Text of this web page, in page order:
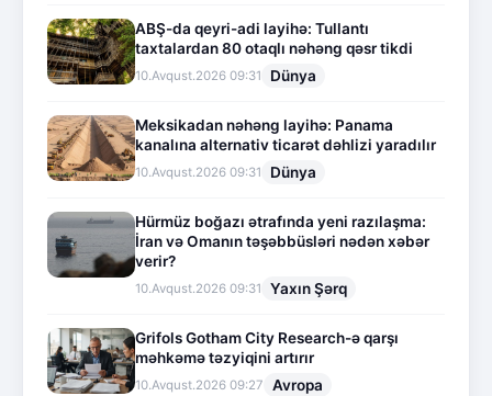
ABŞ-da qeyri-adi layihə: Tullantı
taxtalardan 80 otaqlı nəhəng qəsr tikdi
10.Avqust.2026 09:31 Dünya
Meksikadan nəhəng layihə: Panama
kanalına alternativ ticarət dəhlizi yaradılır
10.Avqust.2026 09:31 Dünya
Hürmüz boğazı ətrafında yeni razılaşma:
İran və Omanın təşəbbüsləri nədən xəbər
verir?
10.Avqust.2026 09:31 Yaxın Şərq
Grifols Gotham City Research-ə qarşı
məhkəmə təzyiqini artırır
10.Avqust.2026 09:27 Avropa